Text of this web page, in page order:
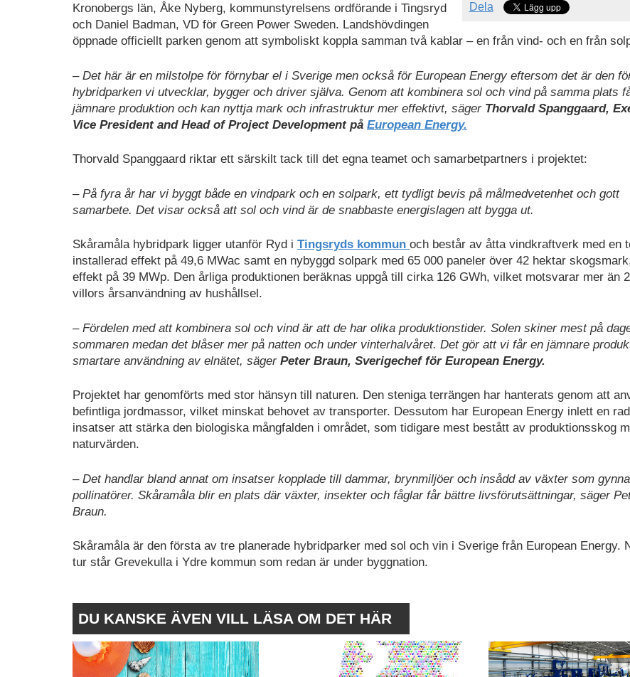
Dela
Kronobergs län, Åke Nyberg, kommunstyrelsens ordförande i Tingsryd
och Daniel Badman, VD för Green Power Sweden. Landshövdingen
öppnade officiellt parken genom att symboliskt koppla samman två kablar – en från vind- och en från
– Det här är en milstolpe för förnybar el i Sverige men också för European Energy eftersom det är den
hybridparken vi utvecklar, bygger och driver själva. Genom att kombinera sol och vind på samma plats
jämnare produktion och kan nyttja mark och infrastruktur mer effektivt, säger Thorvald Spanggaard,
Vice President and Head of Project Development på European Energy.
Thorvald Spanggaard riktar ett särskilt tack till det egna teamet och samarbetpartners i projektet:
– På fyra år har vi byggt både en vindpark och en solpark, ett tydligt bevis på målmedvetenhet och gott
samarbete. Det visar också att sol och vind är de snabbaste energislagen att bygga ut.
Skåramåla hybridpark ligger utanför Ryd i Tingsryds kommun och består av åtta vindkraftverk med en
installerad effekt på 49,6 MWac samt en nybyggd solpark med 65 000 paneler över 42 hektar
effekt på 39 MWp. Den årliga produktionen beräknas uppgå till cirka 126 GWh, vilket motsvarar mer än
villors årsanvändning av hushållsel.
– Fördelen med att kombinera sol och vind är att de har olika produktionstider. Solen skiner mest på
sommaren medan det blåser mer på natten och under vinterhalvåret. Det gör att vi får en jämnare
smartare användning av elnätet, säger Peter Braun, Sverigechef för European Energy.
Projektet har genomförts med stor hänsyn till naturen. Den steniga terrängen har hanterats genom att
befintliga jordmassor, vilket minskat behovet av transporter. Dessutom har European Energy inlett en rad
insatser att stärka den biologiska mångfalden i området, som tidigare mest bestått av produktionsskog
naturvärden.
– Det handlar bland annat om insatser kopplade till dammar, brynmiljöer och insådd av växter som
pollinatörer. Skåramåla blir en plats där växter, insekter och fåglar får bättre livsförutsättningar, säger
Braun.
Skåramåla är den första av tre planerade hybridparker med sol och vin i Sverige från European Energy.
tur står Grevekulla i Ydre kommun som redan är under byggnation.
DU KANSKE ÄVEN VILL LÄSA OM DET HÄR